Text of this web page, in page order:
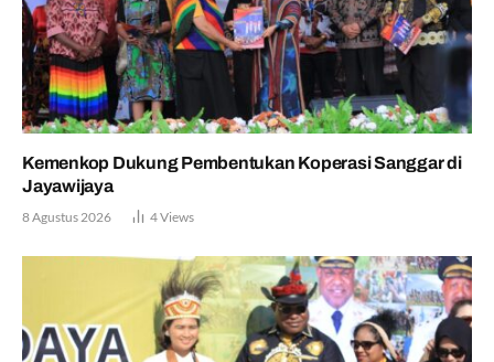
Kemenkop Dukung Pembentukan Koperasi Sanggar di
Jayawijaya
8 Agustus 2026 4Views